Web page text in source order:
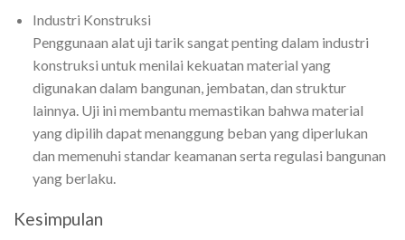
Industri Konstruksi
Penggunaan alat uji tarik sangat penting dalam industri
konstruksi untuk menilai kekuatan material yang
digunakan dalam bangunan, jembatan, dan struktur
lainnya. Uji ini membantu memastikan bahwa material
yang dipilih dapat menanggung beban yang diperlukan
dan memenuhi standar keamanan serta regulasi bangunan
yang berlaku.
Kesimpulan